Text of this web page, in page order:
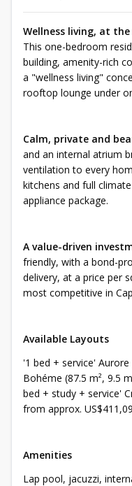
Wellness living, at
This one-bedroom
building, amenity-rich
a "wellness living"
rooftop lounge under
Calm, private and
and an internal atrium
ventilation to every
kitchens and full
appliance package.
A value-driven
friendly, with a bond-
delivery, at a price per
most competitive in
Available Layouts
'1 bed + service'
Bohéme (87.5 m², 9.5
bed + study + service'
from approx.
Amenities
Lap pool, jacuzzi,